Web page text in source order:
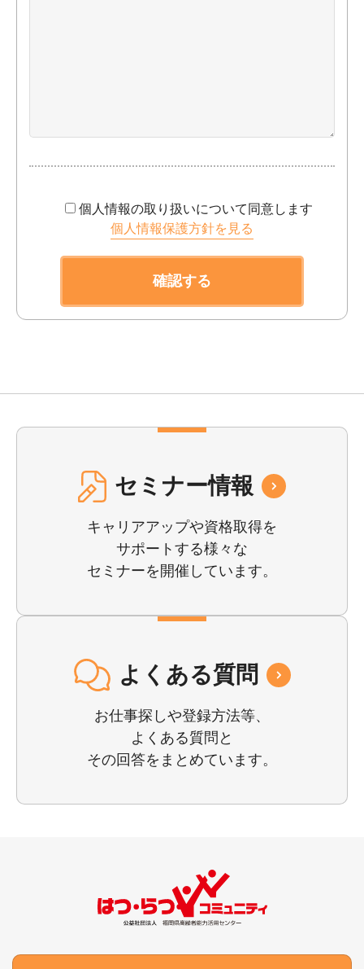
個人情報の取り扱いについて同意します
個人情報保護方針を見る
セミナー情報
キャリアアップや資格取得を
サポートする様々な
セミナーを開催しています。
よくある質問
お仕事探しや登録⽅法等、
よくある質問と
その回答をまとめています。